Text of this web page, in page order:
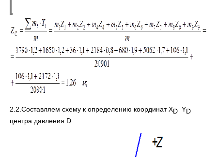
2.2.Составляем схему к определению координат ХD YD
центра давления D